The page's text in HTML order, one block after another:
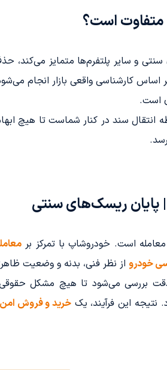
متفاوت است؟
سنتی و سایر پلتفرم‌ها متمایز
اساس کارشناسی واقعی بازار انجام
است.
انتقال سند در کنار شماست تا هیچ
پایان ریسک‌های سنتی
معامله است. خودروشاپ با تمرکز بر
خودرو از نظر فنی، بدنه و وضعیت
بررسی می‌شود تا هیچ مشکل
نتیجه این فرآیند، یک خرید و فروش